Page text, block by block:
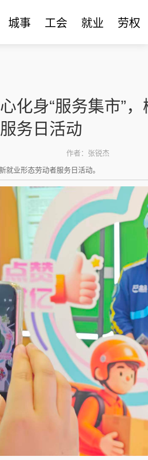
城事 工会 就业 劳权
化身“服务集市”
务日活动
作者：张锐杰
就业形态劳动者服务日活动。